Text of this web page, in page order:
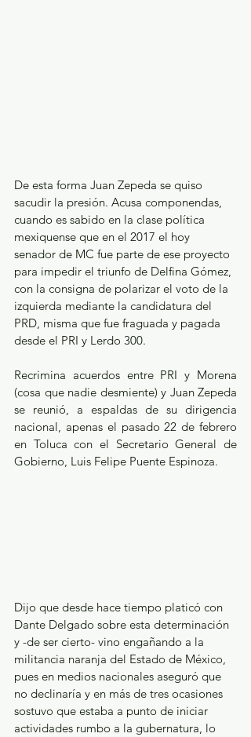
De esta forma Juan Zepeda se quiso
sacudir la presión. Acusa componendas,
cuando es sabido en la clase política
mexiquense que en el 2017 el hoy
senador de MC fue parte de ese proyecto
para impedir el triunfo de Delfina Gómez,
con la consigna de polarizar el voto de la
izquierda mediante la candidatura del
PRD, misma que fue fraguada y pagada
desde el PRI y Lerdo 300.
Recrimina acuerdos entre PRI y Morena
(cosa que nadie desmiente) y Juan Zepeda
se reunió, a espaldas de su dirigencia
nacional, apenas el pasado 22 de febrero
en Toluca con el Secretario General de
Gobierno, Luis Felipe Puente Espinoza.
Dijo que desde hace tiempo platicó con
Dante Delgado sobre esta determinación
y -de ser cierto- vino engañando a la
militancia naranja del Estado de México,
pues en medios nacionales aseguró que
no declinaría y en más de tres ocasiones
sostuvo que estaba a punto de iniciar
actividades rumbo a la gubernatura, lo